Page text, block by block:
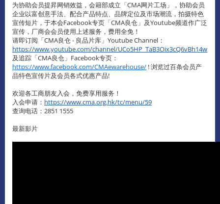
为协助会员提昇网销效益，会籍部成立「CMA网片工场」，协助会员
企业以富创意手法、配合产品特点、品牌定位及市场潮流，拍摄特色
宣传短片，于本会Facebook专页「CMA良仓」及Youtube频道作广泛
宣传，厂商会会员使用上述服务，费用全免！
请即订阅「CMA良仓 - 良品片库」Youtube Channel：
https://www.youtube.com/channel/UCo5HP_TaB3Oix3cQ6vBh14w
及追踪「CMA良仓」Facebook专页：
https://www.facebook.com/CMAewarehouse/ ! 浏览过百条会员产
品特色宣传片及会员各式优惠产品!
欢迎各工商朋友入会，免费享用服务！
入会申请： https://www.cma.org.hk/tc/menu/59
查询电话：2851 1555
最新影片